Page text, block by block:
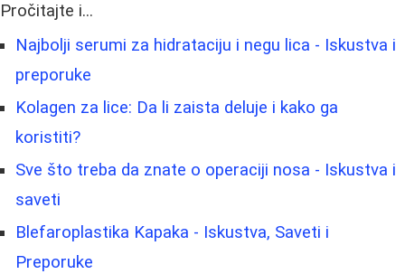
Pročitajte i...
Najbolji serumi za hidrataciju i negu lica - Iskustva i
preporuke
Kolagen za lice: Da li zaista deluje i kako ga
koristiti?
Sve što treba da znate o operaciji nosa - Iskustva i
saveti
Blefaroplastika Kapaka - Iskustva, Saveti i
Preporuke